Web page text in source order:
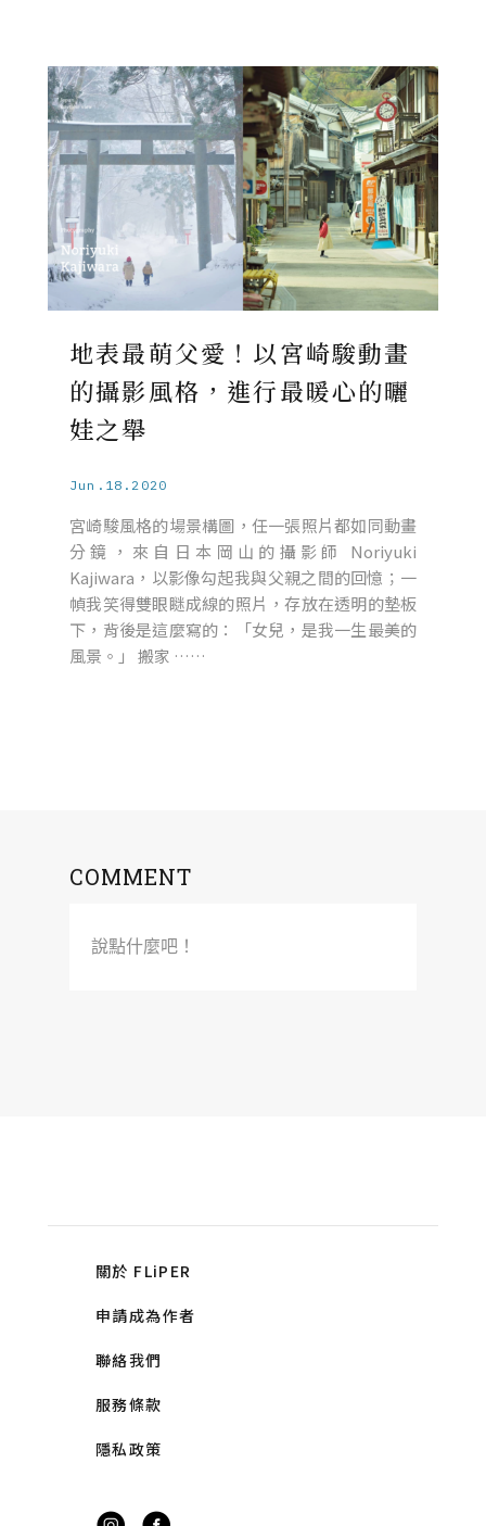
地表最萌父愛！以宮崎駿動畫
的攝影風格，進行最暖心的曬
娃之舉
Jun.18.2020
宮崎駿風格的場景構圖，任一張照片都如同動畫
分鏡，來自日本岡山的攝影師 Noriyuki
Kajiwara，以影像勾起我與父親之間的回憶；一
幀我笑得雙眼瞇成線的照片，存放在透明的墊板
下，背後是這麼寫的：「女兒，是我一生最美的
風景。」 搬家 ……
COMMENT
說點什麼吧！
關於 FLiPER
申請成為作者
聯絡我們
服務條款
隱私政策